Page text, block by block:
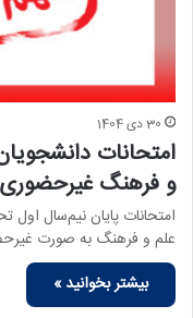
30 دی 1404
امتحانات
و فرهنگ
علم و فرهنگ به صورت
بیشتر بخوانید »